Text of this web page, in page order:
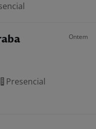
Ontem
Presencial